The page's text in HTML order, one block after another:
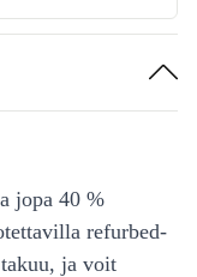
jopa 40 %
refurbed-
ja voit